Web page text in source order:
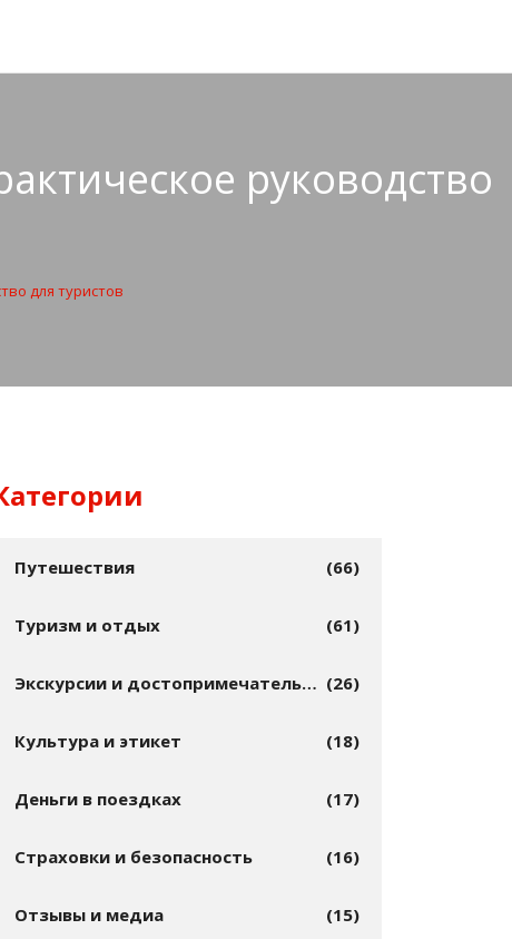
руководство
для туристов
Путешествия (66)
Туризм и отдых (61)
Экскурсии и достопримечательности (26)
Культура и этикет (18)
Деньги в поездках (17)
Страховки и безопасность (16)
Отзывы и медиа (15)